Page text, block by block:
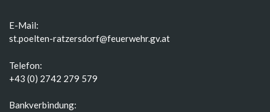
E-Mail:
st.poelten-ratzersdorf@feuerwehr.gv.at
Telefon:
+43 (0) 2742 279 579
Bankverbindung: